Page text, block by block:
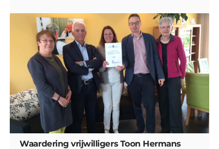
Waardering vrijwilligers Toon Hermans